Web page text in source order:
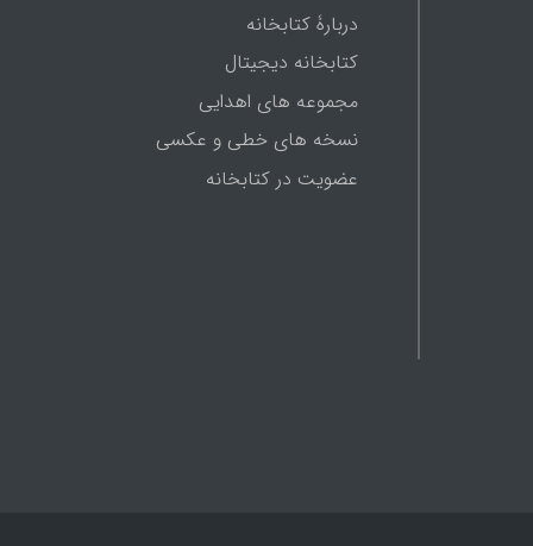
دربارۀ کتابخانه
کتابخانه دیجیتال
مجموعه های اهدایی
نسخه های خطی و عکسی
عضویت در کتابخانه